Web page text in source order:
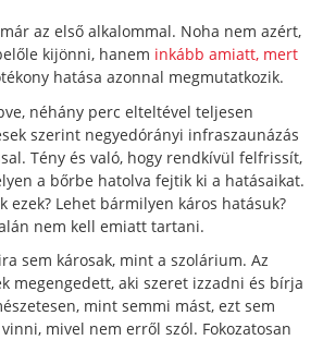
az első alkalommal. Noha nem azért,
kijönni, hanem inkább amiatt, mert
hatása azonnal megmutatkozik.
néhány perc elteltével teljesen
szerint negyedórányi infraszaunázás
Tény és való, hogy rendkívül felfrissít,
a bőrbe hatolva fejtik ki a hatásaikat.
ezek? Lehet bármilyen káros hatásuk?
nem kell emiatt tartani.
sem károsak, mint a szolárium. Az
megengedett, aki szeret izzadni és bírja
mint semmi mást, ezt sem
mivel nem erről szól. Fokozatosan